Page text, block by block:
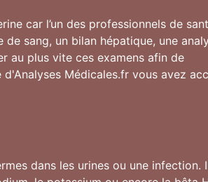
car l’un des professionnels de
sang, un bilan hépatique, une
au plus vite ces examens afin de
Médicales.fr vous avez
dans les urines ou une infection.